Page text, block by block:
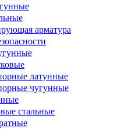
арматура
латунные
чугунные
стальные